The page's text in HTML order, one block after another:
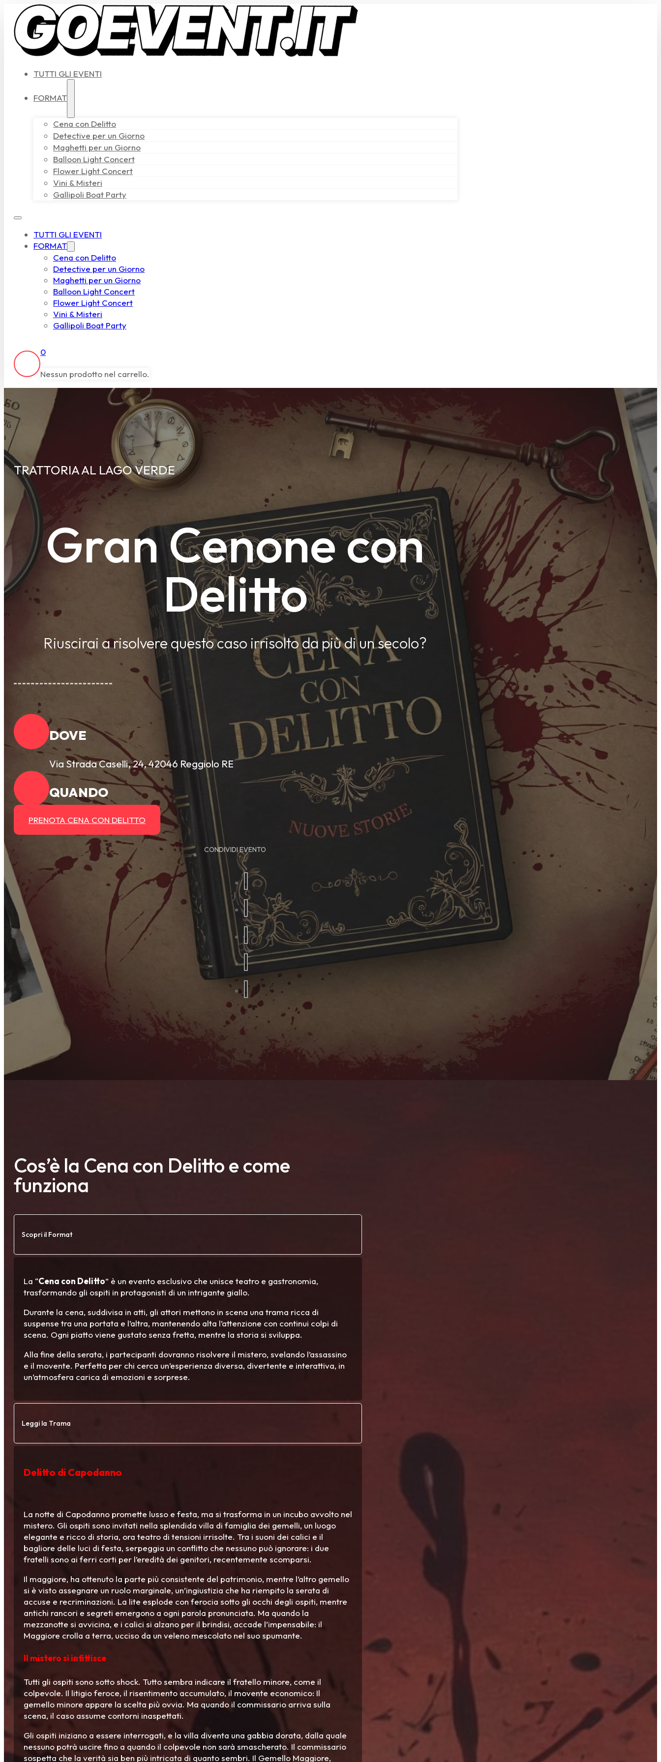
TUTTI GLI EVENTI
FORMAT
Cena con Delitto
Detective per un Giorno
Maghetti per un Giorno
Balloon Light Concert
Flower Light Concert
Vini & Misteri
Gallipoli Boat Party
TUTTI GLI EVENTI
FORMAT
Cena con Delitto
Detective per un Giorno
Maghetti per un Giorno
Balloon Light Concert
Flower Light Concert
Vini & Misteri
Gallipoli Boat Party
0
Nessun prodotto nel carrello.
TRATTORIA AL LAGO VERDE
Gran Cenone con
Delitto
Riuscirai a risolvere questo caso irrisolto da più di un secolo?
DOVE
Via Strada Caselli, 24, 42046 Reggiolo RE
QUANDO
PRENOTA CENA CON DELITTO
CONDIVIDI EVENTO
Cos’è la Cena con Delitto e come
funziona
Scopri il Format
La “Cena con Delitto” è un evento esclusivo che unisce teatro e gastronomia,
trasformando gli ospiti in protagonisti di un intrigante giallo.
Durante la cena, suddivisa in atti, gli attori mettono in scena una trama ricca di
suspense tra una portata e l’altra, mantenendo alta l’attenzione con continui colpi di
scena. Ogni piatto viene gustato senza fretta, mentre la storia si sviluppa.
Alla fine della serata, i partecipanti dovranno risolvere il mistero, svelando l’assassino
e il movente. Perfetta per chi cerca un’esperienza diversa, divertente e interattiva, in
un’atmosfera carica di emozioni e sorprese.
Leggi la Trama
Delitto di Capodanno
La notte di Capodanno promette lusso e festa, ma si trasforma in un incubo avvolto nel
mistero. Gli ospiti sono invitati nella splendida villa di famiglia dei gemelli, un luogo
elegante e ricco di storia, ora teatro di tensioni irrisolte. Tra i suoni dei calici e il
bagliore delle luci di festa, serpeggia un conflitto che nessuno può ignorare: i due
fratelli sono ai ferri corti per l’eredità dei genitori, recentemente scomparsi.
Il maggiore, ha ottenuto la parte più consistente del patrimonio, mentre l’altro gemello
si è visto assegnare un ruolo marginale, un’ingiustizia che ha riempito la serata di
accuse e recriminazioni. La lite esplode con ferocia sotto gli occhi degli ospiti, mentre
antichi rancori e segreti emergono a ogni parola pronunciata. Ma quando la
mezzanotte si avvicina, e i calici si alzano per il brindisi, accade l’impensabile: il
Maggiore crolla a terra, ucciso da un veleno mescolato nel suo spumante.
Il mistero si infittisce
Tutti gli ospiti sono sotto shock. Tutto sembra indicare il fratello minore, come il
colpevole. Il litigio feroce, il risentimento accumulato, il movente economico: Il
gemello minore appare la scelta più ovvia. Ma quando il commissario arriva sulla
scena, il caso assume contorni inaspettati.
Gli ospiti iniziano a essere interrogati, e la villa diventa una gabbia dorata, dalla quale
nessuno potrà uscire fino a quando il colpevole non sarà smascherato. Il commissario
sospetta che la verità sia ben più intricata di quanto sembri. Il Gemello Maggiore,